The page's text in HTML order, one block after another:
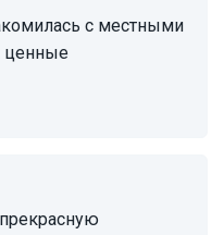
ценные